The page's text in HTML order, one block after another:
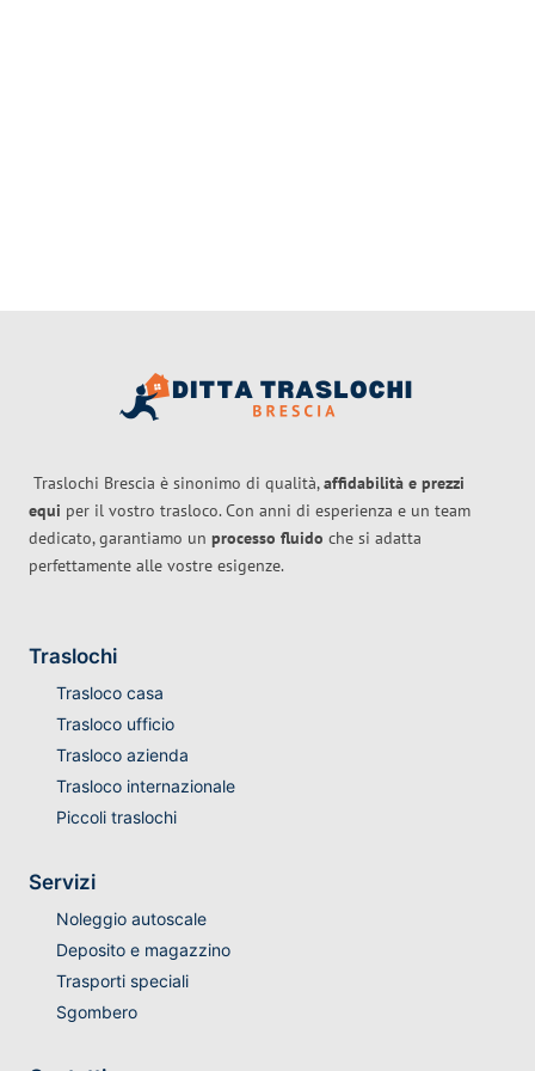
Traslochi Brescia è sinonimo di qualità,affidabilità e prezzi
equi per il vostro trasloco. Con anni di esperienza e un team
dedicato, garantiamo un processo fluido che si adatta
perfettamente alle vostre esigenze.
Traslochi
Trasloco casa
Trasloco ufficio
Trasloco azienda
Trasloco internazionale
Piccoli traslochi
Servizi
Noleggio autoscale
Deposito e magazzino
Trasporti speciali
Sgombero